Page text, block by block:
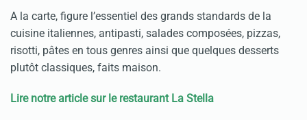
A la carte, figure l’essentiel des grands standards de la
cuisine italiennes, antipasti, salades composées, pizzas,
risotti, pâtes en tous genres ainsi que quelques desserts
plutôt classiques, faits maison.
Lire notre article sur le restaurant La Stella